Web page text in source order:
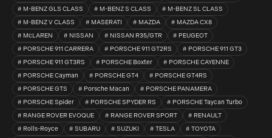
M-BENZ GLS CLASS
M-BENZ S CLASS
M-BENZ SL CLASS
M-BENZ V CLASS
MASERATI MAZDA
MAZDA CX8
McLAREN
NISSAN NISSAN R35/GTR
PEUGEOT
PORSCHE 911 CARRERA
PORSCHE 911 GT2RS
PORSCHE 911 GT3
PORSCHE 911 GT3RS
PORSCHE Boxter
PORSCHE CAYENNE
PORSCHE Cayman
PORSCHE GT4
PORSCHE GT4RS
PORSCHE GTS
Porsche Macan
PORSCHE PANAMERA
PORSCHE Spider
PORSCHE SPYDER RS
PORSCHE Taycan Turbo
RANGE ROVER EVOQUE
RANGE ROVER SPORT
RENAULT
Rolls-Royce
SUBARU SUZUKI TESLA
TOYOTA